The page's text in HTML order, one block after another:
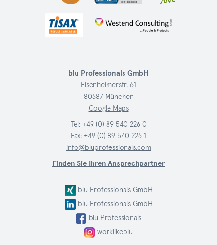
blu Professionals GmbH
Elsenheimerstr. 61
80687 München
Google Maps
Tel: +49 (0) 89 540 226 0
Fax: +49 (0) 89 540 226 1
info@bluprofessionals.com
Finden Sie Ihren Ansprechpartner
blu Professionals GmbH
blu Professionals GmbH
blu Professionals
worklikeblu